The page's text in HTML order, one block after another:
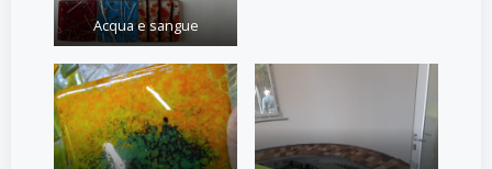
Acqua e sangue